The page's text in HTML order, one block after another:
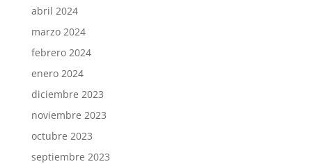
abril 2024
marzo 2024
febrero 2024
enero 2024
diciembre 2023
noviembre 2023
octubre 2023
septiembre 2023